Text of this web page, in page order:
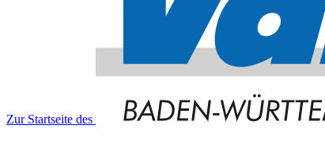
Zur Startseite des